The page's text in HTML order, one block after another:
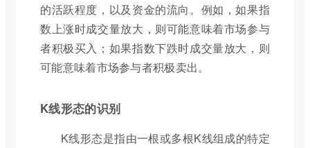
的活跃程度，以及资金的流向。例如，如果指
数上涨时成交量放大，则可能意味着市场参与
者积极买入；如果指数下跌时成交量放大，则
可能意味着市场参与者积极卖出。
K线形态的识别
K线形态是指由一根或多根K线组成的特定